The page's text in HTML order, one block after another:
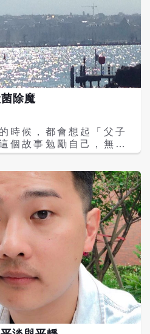
人對我們表示關懷。可
，雖然關懷是必需品，
在應該推廣關懷這個理
在此講一個例
校長親自告訴我的。他
當時世界上很多違反正
對上課失去了興趣，成
天他還在宿舍裡呼呼大
進來的是院長。院長告
學歷，單靠上街遊行是
一定恢復上課。但是他
受感動，因為在他眼
人物，居然知道他曠
請了家教。他就乖乖地
上很有聲望，成為一所
很多違反正義的事，他
份量重得多了。 我再
國決定回台灣的時候，
的主管的老闆是一位非
他處理公事非常佩服。
他忽然打電話給我，告
在某年某月某日就要中
灣的保險一定沒有開
要小心。他的電話使我
上有條有理，也關心下
，這張照片引起了舉世
嚴重的戰亂，可是有嚴
南美人民沒有工作，但
的辦法就是逃離家園。
無限制的讓這些人入
南美人流落他鄉，無家
加嚴重，中東的不安
困，使得地中海永遠有
義者專門設法到海上救
。在過去，義大利永遠
大利換了一個右派的政
，拒絕救援船入港。
民船翻覆的新聞，一艘
這些難民營都在首都郊
外圍有叛軍，叛軍不是
的軍隊，由一位軍閥指
何故，這些難民營遭遇
無故地被炸死。\r\n如
居樂業，就不會想要離
生，貧困是最重要的原
一定有其原因，貪污腐
種族糾紛、外國入侵等
旦民不聊生，就有難民
到美國去，當時很多台
，他們用觀光的名義到
工，不回台灣了。這些
除魔
時候，都會想起「父子
個故事勉勵自己，無論
不同的眼光。騎驢父子
是，我只能告訴自己，
，是期勉自己成為一個
這時候總會想起莊子說
加勸，舉世而非之而不
辯乎榮辱之境，斯已
一個人不隨波逐流，知
了。\r\n人們多半要求
理素質，然而作家也是
臉書這樣的公眾平台，
我當年棄離的媒體圈，
花。\r\n這世界很大，
妓、墨西哥依舊毒梟治
變不了什麼。只能在大